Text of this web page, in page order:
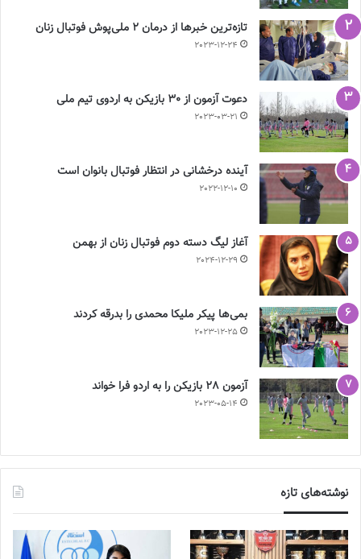
تازه‌ترین خبرها از درمان ۲ ملی‌پوش فوتبال زنان
2023-12-24
دعوت آزمون از 30 بازیکن به اردوی تیم ملی
2023-03-21
آینده درخشانی در انتظار فوتبال بانوان است
2022-12-10
آغاز لیگ دسته دوم فوتبال زنان از بهمن
2024-12-29
بمی‌ها پیکر ملیکا محمدی را بدرقه کردند
2023-12-25
آزمون 28 بازیکن را به اردو فرا خواند
2023-05-14
نوشته‌های تازه